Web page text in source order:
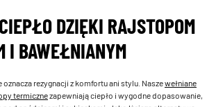
DZIĘKI RAJSTOPOM
I BAWEŁNIANYM
oznacza rezygnacji z komfortu ani stylu. Naszewełniane
termicznezapewniają ciepło i wygodne dopasowanie,